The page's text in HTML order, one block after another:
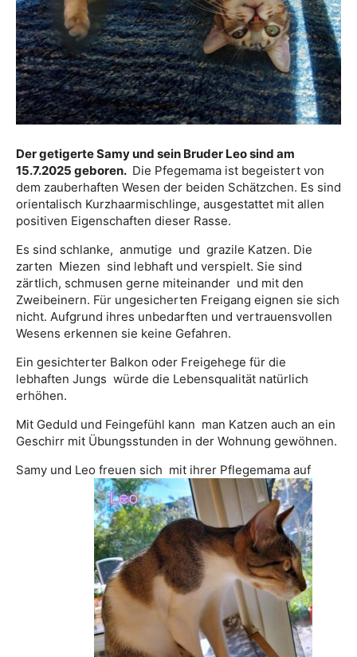
Der getigerte Samy und sein Bruder Leo sind am
15.7.2025 geboren. Die Pfegemama ist begeistert von
dem zauberhaften Wesen der beiden Schätzchen. Es sind
orientalisch Kurzhaarmischlinge, ausgestattet mit allen
positiven Eigenschaften dieser Rasse.
Es sind schlanke, anmutige und grazile Katzen. Die
zarten Miezen sind lebhaft und verspielt. Sie sind
zärtlich, schmusen gerne miteinander und mit den
Zweibeinern. Für ungesicherten Freigang eignen sie sich
nicht. Aufgrund ihres unbedarften und vertrauensvollen
Wesens erkennen sie keine Gefahren.
Ein gesichterter Balkon oder Freigehege für die
lebhaften Jungs würde die Lebensqualität natürlich
erhöhen.
Mit Geduld und Feingefühl kann man Katzen auch an ein
Geschirr mit Übungsstunden in der Wohnung gewöhnen.
Samy und Leo freuen sich mit ihrer Pflegemama auf